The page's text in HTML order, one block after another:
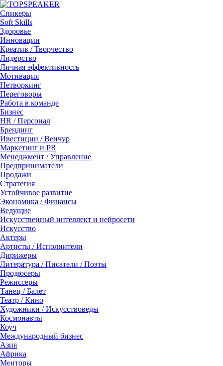
Спикеры
Soft Skills
Здоровье
Инновации
Креатив / Творчество
Лидерство
Личная эффективность
Мотивация
Нетворкинг
Переговоры
Работа в команде
Бизнес
HR / Персонал
Брендинг
Ивестиции / Венчур
Маркетинг и PR
Менеджмент / Управление
Предприниматели
Продажи
Стратегия
Устойчивое развитие
Экономика / Финансы
Ведущие
Искусственный интеллект и нейросети
Искусство
Актеры
Артисты / Исполнители
Дирижеры
Литература / Писатели / Поэты
Продюсеры
Режиссеры
Танец / Балет
Театр / Кино
Художники / Искусствоведы
Космонавты
Коуч
Международный бизнес
Азия
Африка
Менторы